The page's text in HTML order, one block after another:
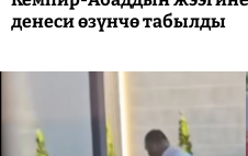
денеси өзүнчө табылды